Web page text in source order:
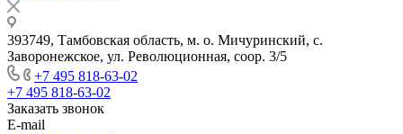
393749, Тамбовская область, м. о. Мичуринский, с.
Заворонежское, ул. Революционная, соор. 3/5
+7 495 818-63-02
+7 495 818-63-02
Заказать звонок
E-mail